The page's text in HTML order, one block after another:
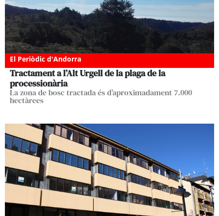
El Periòdic d'Andorra
Tractament a l’Alt Urgell de la plaga de la
processionària
La zona de bosc tractada és d’aproximadament 7.000
hectàrees